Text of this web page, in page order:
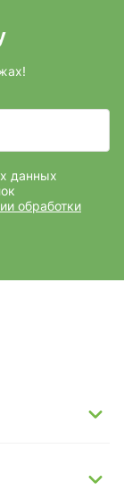
данных
обработки